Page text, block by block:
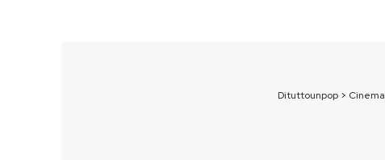
Dituttounpop > Cinema